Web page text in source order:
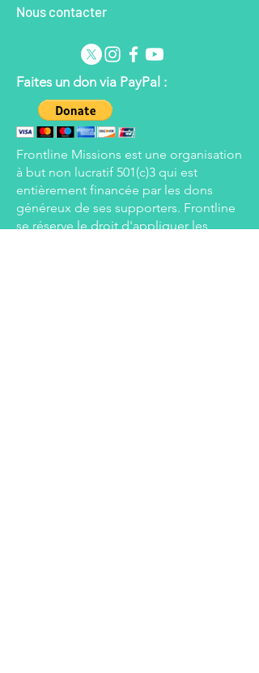
Nous contacter
Faites un don via PayPal :
Frontline Missions est une organisation
à but non lucratif 501(c)3 qui est
entièrement financée par les dons
généreux de ses supporters. Frontline
se réserve le droit d'appliquer les